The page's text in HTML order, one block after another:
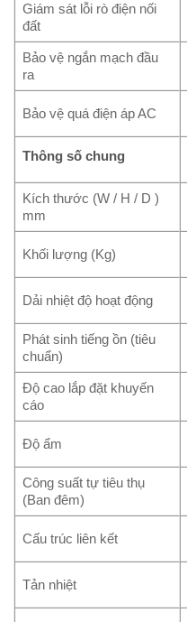
Giám sát lỗi rò điện nối
đất
Bảo vệ ngắn mạch đầu
ra
Bảo vệ quá điện áp AC
Thông số chung
Kích thước (W / H / D )
mm
Khối lượng (Kg)
Dải nhiệt độ hoạt động
Phát sinh tiếng ồn (tiêu
chuẩn)
Độ cao lắp đặt khuyến
cáo
Độ ẩm
Công suất tự tiêu thụ
(Ban đêm)
Cấu trúc liên kết
Tản nhiệt